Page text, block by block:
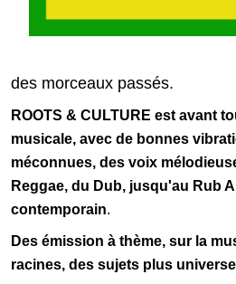
des morceaux passés.
ROOTS & CULTURE est avant
musicale, avec de bonnes
méconnues, des voix
Reggae, du Dub, jusqu'au Rub
contemporain.
Des émission à thème, sur la
racines, des sujets plus